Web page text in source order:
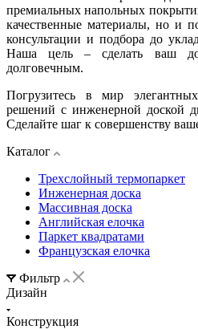
премиальных напольных
качественные материалы, но и
консультации и подбора до
Наша цель – сделать ваш
долговечным.
Погрузитесь в мир
решений с инженерной доской
Сделайте шаг к совершенству
Каталог
Трехслойный термопаркет
Инженерная доска
Массивная доска
Английская елочка
Паркет квадратами
Французская елочка
Фильтр
Дизайн
Конструкция